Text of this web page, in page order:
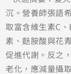
沉。營養師張語
取富含維生素C
素、麩胺酸與花
促進代謝。反之
老化，應減量攝